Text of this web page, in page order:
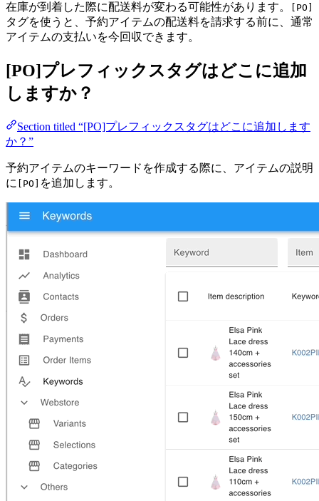
在庫が到着した際に配送料が変わる可能性があります。 [PO]
タグを使うと、予約アイテムの配送料を請求する前に、通常
アイテムの支払いを今回収できます。
[PO]プレフィックスタグはどこに追加
しますか？
Section titled “[PO]プレフィックスタグはどこに追加します
か？”
予約アイテムのキーワードを作成する際に、アイテムの説明
に
[PO] を追加します。